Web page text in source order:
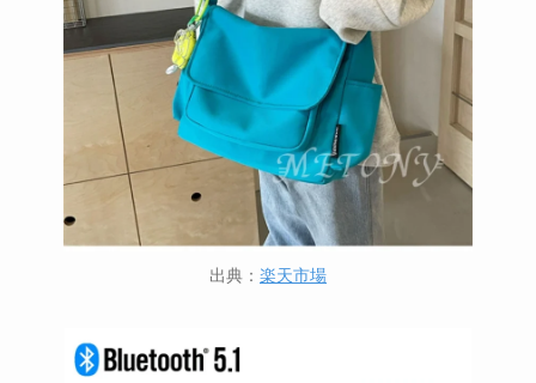
出典： 楽天市場